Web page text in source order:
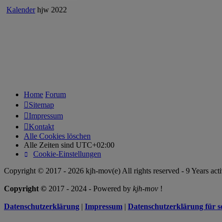
Kalenderhjw 2022
Home Forum
Sitemap
Impressum
Kontakt
Alle Cookies löschen
Alle Zeiten sind UTC+02:00
Cookie-Einstellungen
Copyright © 2017 - 2026 kjh-mov(e) All rights reserved - 9 Years
Copyright © 2017 - 2024 - Powered by kjh-mov !
Datenschutzerklärung Impressum Datenschutzerklärung für